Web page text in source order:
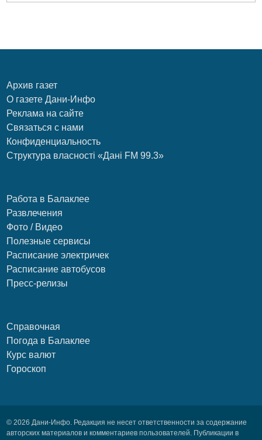
Архив газет
О газете Дани-Инфо
Реклама на сайте
Связаться с нами
Конфиденциальность
Структура власності «Дані FM 99.3»
Работа в Балаклее
Развлечения
Фото / Видео
Полезные сервисы
Расписание электричек
Расписание автобусов
Пресс-релизы
Справочная
Погода в Балаклее
Курс валют
Гороскоп
© 2026 Дани-Инфо. Редакция не несет ответственности за содержание
авторских материалов и комментариев пользователей. Публикации в